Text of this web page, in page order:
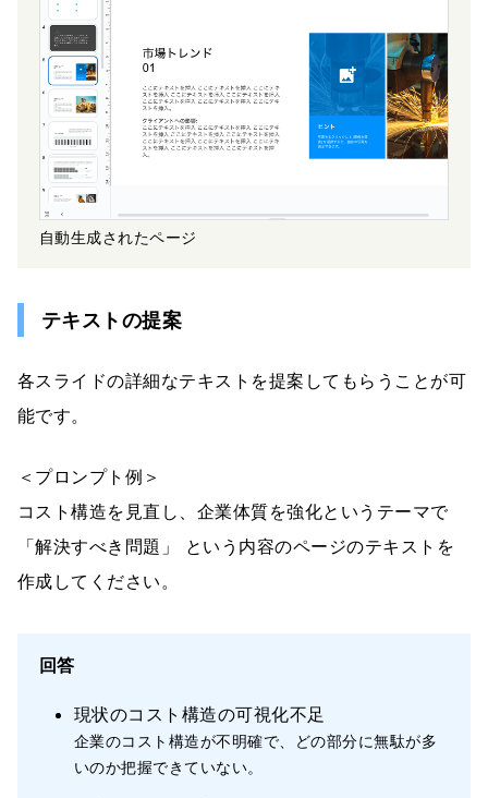
自動生成されたページ
テキストの提案
各スライドの詳細なテキストを提案してもらうことが可
能です。
＜プロンプト例＞
コスト構造を見直し、企業体質を強化というテーマで
「解決すべき問題」 という内容のページのテキストを
作成してください。
回答
現状のコスト構造の可視化不足
企業のコスト構造が不明確で、どの部分に無駄が多
いのか把握できていない。